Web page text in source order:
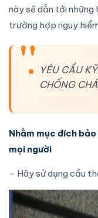
này sẽ dẫn tới những
trường hợp nguy
YÊU CẦU
CHỐNG
Nhằm mục đích
mọi người
– Hãy sử dụng cầu